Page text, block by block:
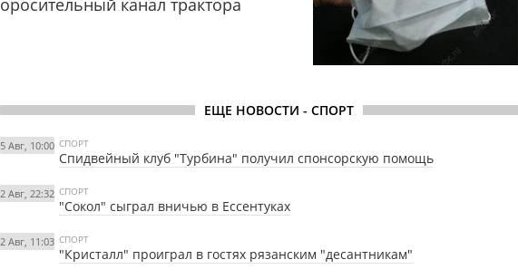
оросительный канал трактора
ЕЩЕ НОВОСТИ - СПОРТ
5 Авг, 10:00 СПОРТ
Спидвейный клуб "Турбина" получил спонсорскую помощь
2 Авг, 22:32 СПОРТ
"Сокол" сыграл вничью в Ессентуках
2 Авг, 11:03 СПОРТ
"Кристалл" проиграл в гостях рязанским "десантникам"